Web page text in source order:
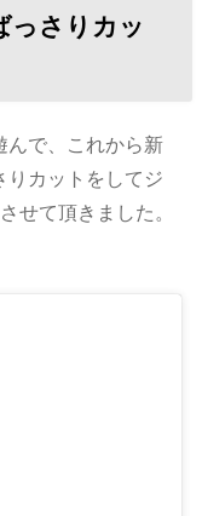
っさりカッ
んで、これから新
りカットをしてジ
せて頂きました。